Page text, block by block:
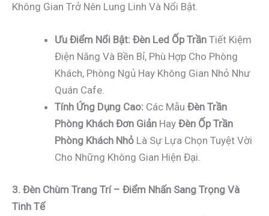
Không Gian Trở Nên Lung Linh Và Nổi Bật.
Ưu Điểm Nổi Bật: Đèn Led Ốp Trần Tiết Kiệm
Điện Năng Và Bền Bỉ, Phù Hợp Cho Phòng
Khách, Phòng Ngủ Hay Không Gian Nhỏ Như
Quán Cafe.
Tính Ứng Dụng Cao: Các Mẫu Đèn Trần
Phòng Khách Đơn Giản Hay Đèn Ốp Trần
Phòng Khách Nhỏ Là Sự Lựa Chọn Tuyệt Vời
Cho Những Không Gian Hiện Đại.
3. Đèn Chùm Trang Trí – Điểm Nhấn Sang Trọng Và
Tinh Tế